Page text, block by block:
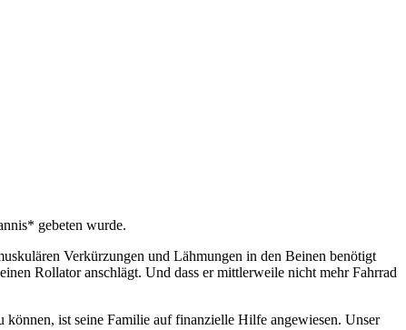
gebeten wurde.
Verkürzungen und Lähmungen in den Beinen benötigt
Rollator anschlägt. Und dass er mittlerweile nicht mehr Fahrrad
ist seine Familie auf finanzielle Hilfe angewiesen. Unser